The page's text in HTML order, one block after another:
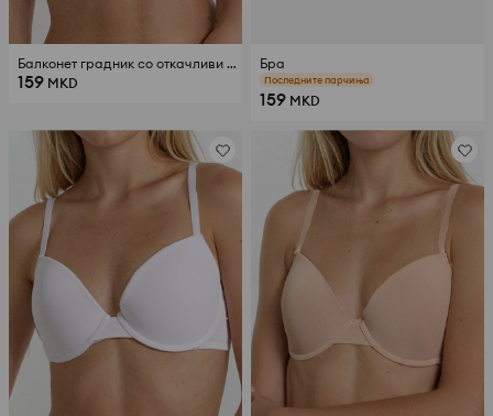
Балконет градник со откачливи раменици
159 MKD
Бра
Последните парчиња
159 MKD